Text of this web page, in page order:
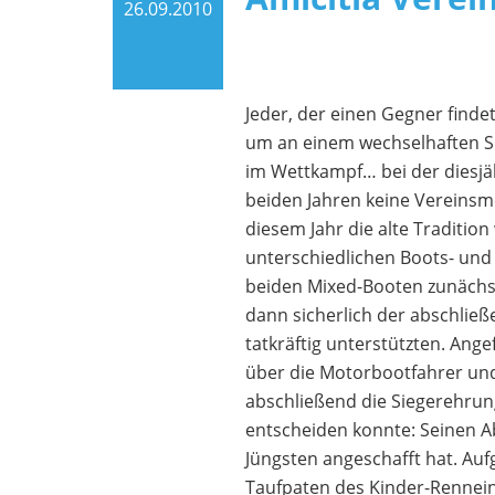
26.09.2010
Jeder, der einen Gegner
um an einem wechselhaften
im Wettkampf… bei der
beiden Jahren keine
diesem Jahr die alte
unterschiedlichen Boots-
beiden Mixed-Booten
dann sicherlich der
tatkräftig unterstützten.
über die Motorbootfahrer
abschließend die
entscheiden konnte: Seinen
Jüngsten angeschafft hat.
Taufpaten des Kinder-